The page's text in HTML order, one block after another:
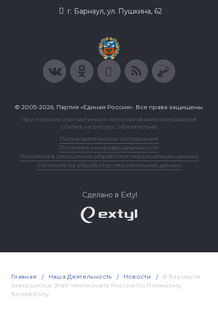
г. Барнаул, ул. Пушкина, 62
© 2005-2026, Партия «Единая Россия». Все права защищены.
При полном или частичном использовании материалов
ссылка на ресурс обязательна.
Пользовательское соглашение
Политика конфиденциальности
Политика в отношении обработки персональных данных
Согласие на обработку персональных данных
Сделано в Extyl
Главная Наша Деятельность Новости
В Барнауле
Завершился Этап Чемпионата России По Пляжному
Волейболу